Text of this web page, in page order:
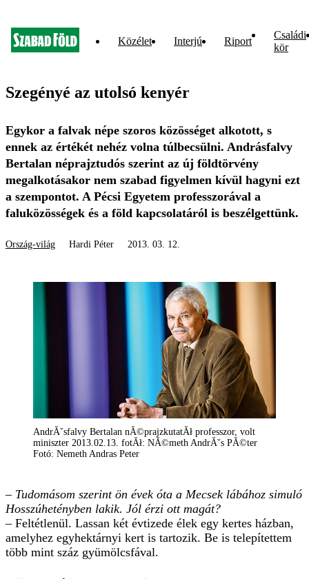
Közélet Interjú Riport
Családi
kör
Szegényé az utolsó kenyér
Egykor a falvak népe szoros közösséget alkotott, s
ennek az értékét nehéz volna túlbecsülni. Andrásfalvy
Bertalan néprajztudós szerint az új földtörvény
megalkotásakor nem szabad figyelmen kívül hagyni ezt
a szempontot. A Pécsi Egyetem professzorával a
faluközösségek és a föld kapcsolatáról is beszélgettünk.
Ország-világ Hardi Péter 2013. 03. 12.
AndrĂˇsfalvy Bertalan nĂ©prajzkutatĂł professzor, volt
miniszter 2013.02.13. fotĂł: NĂ©meth AndrĂˇs PĂ©ter
Fotó: Nemeth Andras Peter
– Tudomásom szerint ön évek óta a Mecsek lábához simuló
Hosszúhetényben lakik. Jól érzi ott magát?
– Feltétlenül. Lassan két évtizede élek egy kertes házban,
amelyhez egyhektárnyi kert is tartozik. Be is telepítettem
több mint száz gyümölcsfával.